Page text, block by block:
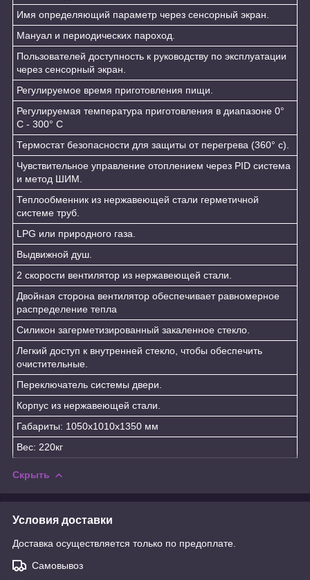
Имя определяющий параметр через сенсорный экран.
Мануал и периодических пароход.
Пользователей доступность к руководству по эксплуатации
через сенсорный экран.
Регулируемое время приготовления пищи.
Регулируемая температура приготовления в диапазоне 0°
С - 300° С
Термостат безопасности для защиты от перегрева (360° с).
Чувствительное управление отоплением через PID система
и метод ШИМ.
Теплообменник из нержавеющей стали герметичной
системе труб.
LPG или природного газа.
Выдвижной душ.
2 скорости вентилятор из нержавеющей стали.
Двойная сторона вентилятор обеспечивает равномерное
распределение тепла
Силикон загерметизированный закаленное стекло.
Легкий доступ к внутренней стекло, чтобы обеспечить
очистительные.
Переключатель системы двери.
Корпус из нержавеющей стали.
Габариты: 1050x1010x1350 мм
Вес: 220кг
Скрыть
Условия доставки
Доставка осуществляется только по предоплате.
Самовывоз